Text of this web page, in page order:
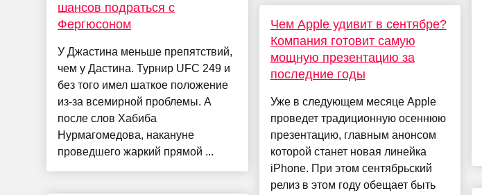
шансов подраться с
Фергюсоном
У Джастина меньше препятствий,
чем у Дастина. Турнир UFC 249 и
без того имел шаткое положение
из-за всемирной проблемы. А
после слов Хабиба
Нурмагомедова, накануне
проведшего жаркий прямой ...
Чем Apple удивит в сентябре?
Компания готовит самую
мощную презентацию за
последние годы
Уже в следующем месяце Apple
проведет традиционную осеннюю
презентацию, главным анонсом
которой станет новая линейка
iPhone. При этом сентябрьский
релиз в этом году обещает быть